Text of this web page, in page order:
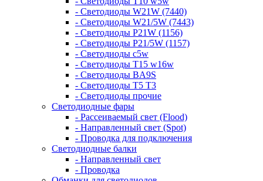
- Светодиоды W21W (7440)
- Светодиоды W21/5W (7443)
- Светодиоды P21W (1156)
- Светодиоды P21/5W (1157)
- Светодиоды c5w
- Светодиоды T15 w16w
- Светодиоды BA9S
- Светодиоды T5 T3
- Светодиоды прочие
Светодиодные фары
- Рассеиваемый свет (Flood)
- Направленный свет (Spot)
- Проводка для подключения
Светодиодные балки
- Направленный свет
- Проводка